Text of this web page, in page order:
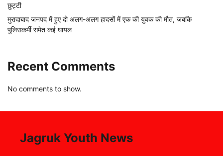
छुट्टी
मुरादाबाद जनपद में हुए दो अलग-अलग हादसों में एक की युवक की मौत, जबकि
पुलिसकर्मी समेत कई घायल
Recent Comments
No comments to show.
Jagruk Youth News